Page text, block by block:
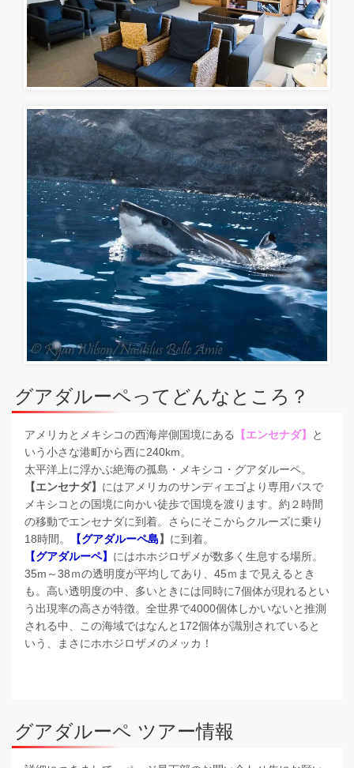
グアダルーペってどんなところ？
アメリカとメキシコの西海岸側国境にある 【エンセナダ】
と
いう小さな港町から西に240km。
太平洋上に浮かぶ絶海の孤島・メキシコ・グアダルーペ。
【エンセナダ】 にはアメリカのサンディエゴより専用バスで
メキシコとの国境に向かい徒歩で国境を渡ります。約２時間
の移動でエンセナダに到着。さらにそこからクルーズに乗り
18時間。
【グアダルーペ島】 に到着。
【グアダルーペ】 にはホホジロザメが数多く生息する場所。
35m～38ｍの透明度が平均してあり、45ｍまで見えるとき
も。高い透明度の中、多いときには同時に7個体が現れるとい
う出現率の高さが特徴。全世界で4000個体しかいないと推測
される中、この海域ではなんと172個体が識別されていると
いう、まさにホホジロザメのメッカ！
グアダルーペ ツアー情報